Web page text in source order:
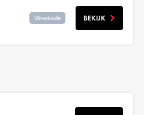
Uitverkocht BEKIJK